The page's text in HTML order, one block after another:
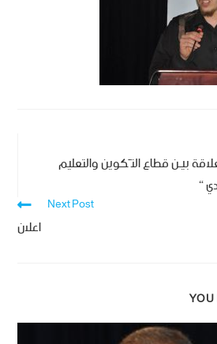
بيـن قطاع التّكوين والتعليم
“
Next Post
اعلان